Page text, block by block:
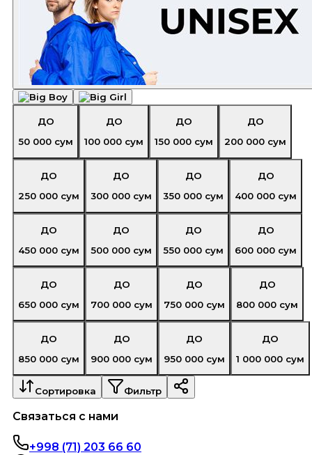
ДО
50 000 сум
ДО
100 000 сум
ДО
150 000 сум
ДО
200 000 сум
ДО
250 000 сум
ДО
300 000 сум
ДО
350 000 сум
ДО
400 000 сум
ДО
450 000 сум
ДО
500 000 сум
ДО
550 000 сум
ДО
600 000 сум
ДО
650 000 сум
ДО
700 000 сум
ДО
750 000 сум
ДО
800 000 сум
ДО
850 000 сум
ДО
900 000 сум
ДО
950 000 сум
ДО
1 000 000 сум
Сортировка Фильтр
Связаться с нами
+998 (71) 203 66 60